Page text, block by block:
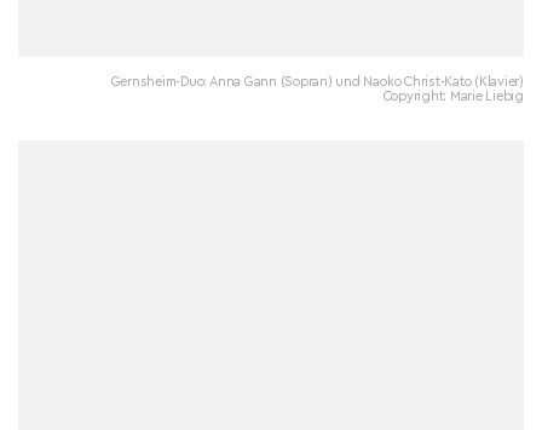
Gernsheim-Duo: Anna Gann (Sopran) und Naoko Christ-Kato (Klavier)
Copyright: Marie Liebig